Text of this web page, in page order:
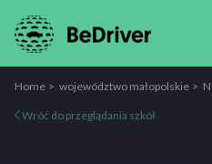
Home województwo małopolskie
Wróć do przeglądania szkół